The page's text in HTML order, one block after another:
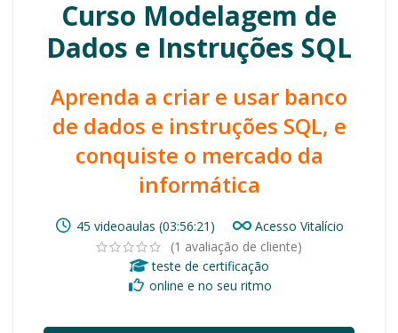
Curso Modelagem de
Dados e Instruções SQL
Aprenda a criar e usar banco
de dados e instruções SQL, e
conquiste o mercado da
informática
45 videoaulas (03:56:21)
Acesso Vitalício
(1 avaliação de cliente)
teste de certificação
online e no seu ritmo